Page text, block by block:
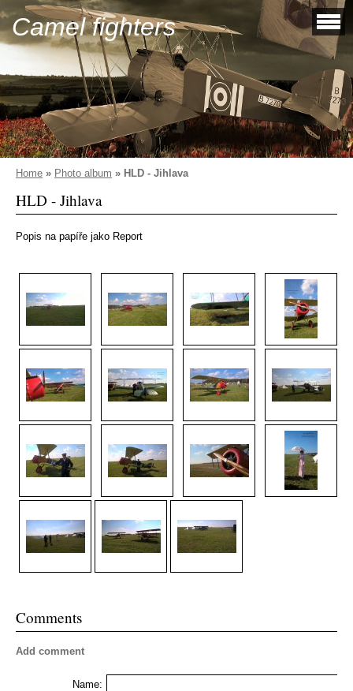
Camel fighters
Home » Photo album » HLD - Jihlava
HLD - Jihlava
Popis na papíře jako Report
Comments
Add comment
Name: